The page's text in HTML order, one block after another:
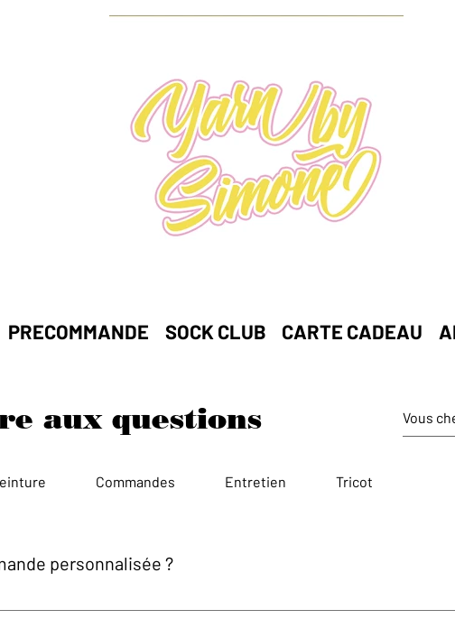
PRECOMMANDE SOCK CLUB CARTE CADEAU
aux questions
Commandes Entretien Tricot
personnalisée ?
pas de précommandes ou commande personnalisée. La boutique